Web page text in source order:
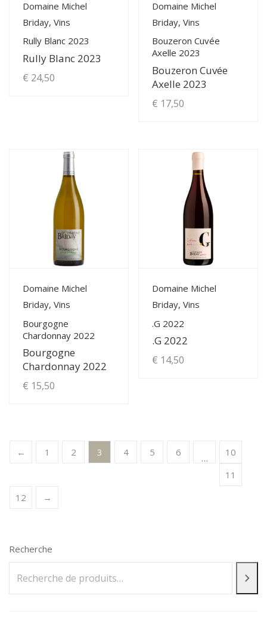
Domaine Michel
Briday, Vins
Rully Blanc 2023
Rully Blanc 2023
€ 24,50
Domaine Michel
Briday, Vins
Bouzeron Cuvée
Axelle 2023
Bouzeron Cuvée
Axelle 2023
€ 17,50
View Details
Domaine Michel
Briday, Vins
Bourgogne
Chardonnay 2022
Bourgogne
Chardonnay 2022
€ 15,50
View Details
Domaine Michel
Briday, Vins
.G 2022
.G 2022
€ 14,50
← 1 2 3 4 5 6 …
10
11
12
→
Recherche